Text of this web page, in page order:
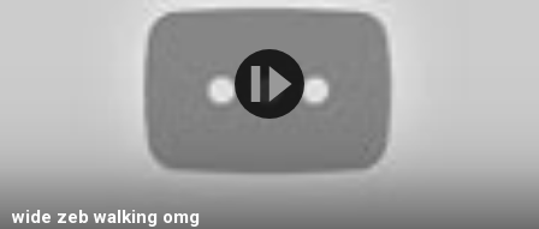
wide zeb walking omg